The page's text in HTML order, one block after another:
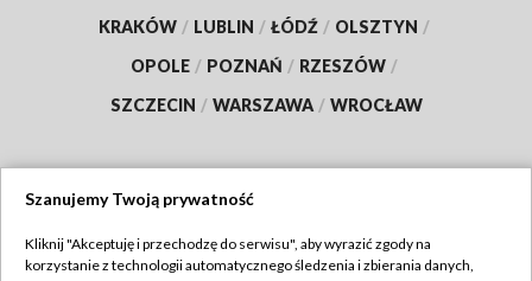
KRAKÓW / LUBLIN / ŁÓDŹ / OLSZTYN /
OPOLE / POZNAŃ / RZESZÓW /
SZCZECIN / WARSZAWA / WROCŁAW
TVP
Szanujemy Twoją prywatność
Kliknij "Akceptuję i przechodzę do serwisu", aby wyrazić zgody na
korzystanie z technologii automatycznego śledzenia i zbierania danych,